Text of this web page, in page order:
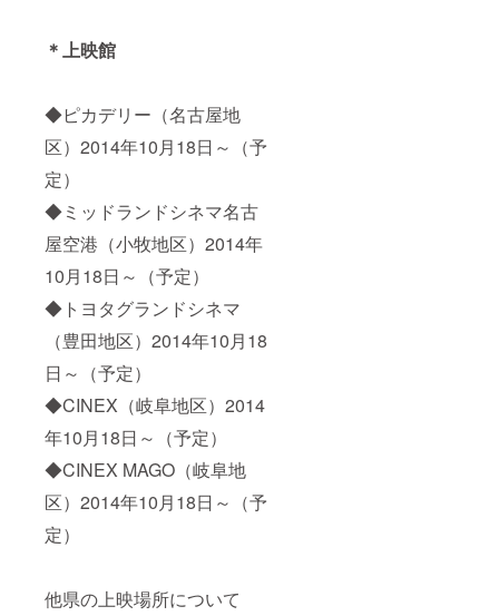
＊上映館
◆ピカデリー（名古屋地
区）2014年10月18日～（予
定）
◆ミッドランドシネマ名古
屋空港（小牧地区）2014年
10月18日～（予定）
◆トヨタグランドシネマ
（豊田地区）2014年10月18
日～（予定）
◆CINEX（岐阜地区）2014
年10月18日～（予定）
◆CINEX MAGO（岐阜地
区）2014年10月18日～（予
定）
他県の上映場所について